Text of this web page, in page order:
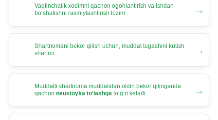
Vaqtinchalik хodimni qachon ogohlantirish va ishdan
boʻshatishni rasmiylashtirish lozim
→
Shartnomani bekor qilish uchun, muddat tugashini kutish
shartmi
→
Muddatli shartnoma muddatidan oldin bekor qilinganda
qachon neustoyka toʻlashga toʻgʻri keladi →